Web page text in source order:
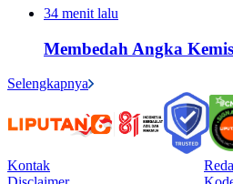
34 menit lalu
Membedah Angka
Selengkapnya
Kontak